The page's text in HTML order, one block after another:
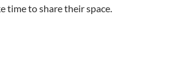
time to share their space.